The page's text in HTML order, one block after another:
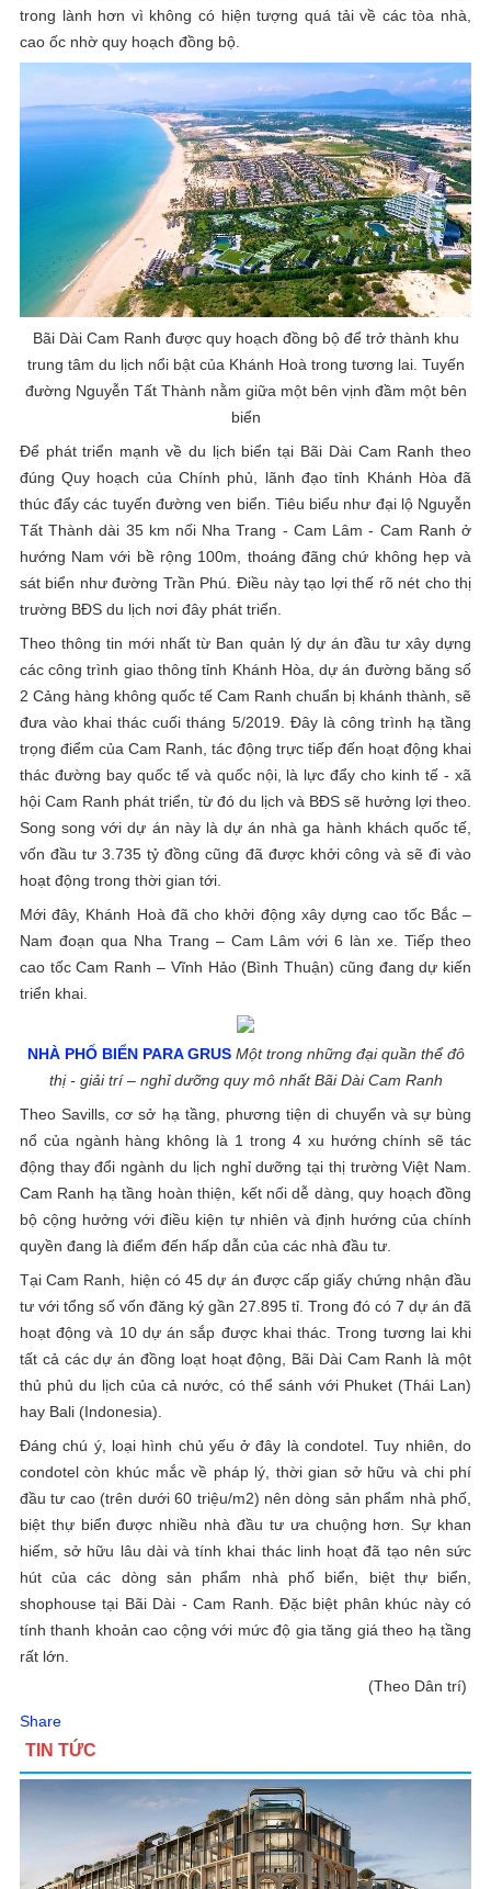
trong lành hơn vì không có hiện tượng quá tải về các tòa nhà,
cao ốc nhờ quy hoạch đồng bộ.
Bãi Dài Cam Ranh được quy hoạch đồng bộ để trở thành khu
trung tâm du lịch nổi bật của Khánh Hoà trong tương lai. Tuyến
đường Nguyễn Tất Thành nằm giữa một bên vịnh đầm một bên
biển
Để phát triển mạnh về du lịch biển tại Bãi Dài Cam Ranh theo
đúng Quy hoạch của Chính phủ, lãnh đạo tỉnh Khánh Hòa đã
thúc đẩy các tuyến đường ven biển. Tiêu biểu như đại lộ Nguyễn
Tất Thành dài 35 km nối Nha Trang - Cam Lâm - Cam Ranh ở
hướng Nam với bề rộng 100m, thoáng đãng chứ không hẹp và
sát biển như đường Trần Phú. Điều này tạo lợi thế rõ nét cho thị
trường BĐS du lịch nơi đây phát triển.
Theo thông tin mới nhất từ Ban quản lý dự án đầu tư xây dựng
các công trình giao thông tỉnh Khánh Hòa, dự án đường băng số
2 Cảng hàng không quốc tế Cam Ranh chuẩn bị khánh thành, sẽ
đưa vào khai thác cuối tháng 5/2019. Đây là công trình hạ tầng
trọng điểm của Cam Ranh, tác động trực tiếp đến hoạt động khai
thác đường bay quốc tế và quốc nội, là lực đẩy cho kinh tế - xã
hội Cam Ranh phát triển, từ đó du lịch và BĐS sẽ hưởng lợi theo.
Song song với dự án này là dự án nhà ga hành khách quốc tế,
vốn đầu tư 3.735 tỷ đồng cũng đã được khởi công và sẽ đi vào
hoạt động trong thời gian tới.
Mới đây, Khánh Hoà đã cho khởi động xây dựng cao tốc Bắc –
Nam đoạn qua Nha Trang – Cam Lâm với 6 làn xe. Tiếp theo
cao tốc Cam Ranh – Vĩnh Hảo (Bình Thuận) cũng đang dự kiến
triển khai.
NHÀ PHỐ BIỂN PARA GRUS​ Một trong những đại quần thể đô
thị - giải trí – nghỉ dưỡng quy mô nhất Bãi Dài Cam Ranh
Theo Savills, cơ sở hạ tầng, phương tiện di chuyển và sự bùng
nổ của ngành hàng không là 1 trong 4 xu hướng chính sẽ tác
động thay đổi ngành du lịch nghỉ dưỡng tại thị trường Việt Nam.
Cam Ranh hạ tầng hoàn thiện, kết nối dễ dàng, quy hoạch đồng
bộ cộng hưởng với điều kiện tự nhiên và định hướng của chính
quyền đang là điểm đến hấp dẫn của các nhà đầu tư.
Tại Cam Ranh, hiện có 45 dự án được cấp giấy chứng nhận đầu
tư với tổng số vốn đăng ký gần 27.895 tỉ. Trong đó có 7 dự án đã
hoạt động và 10 dự án sắp được khai thác. Trong tương lai khi
tất cả các dự án đồng loạt hoạt động, Bãi Dài Cam Ranh là một
thủ phủ du lịch của cả nước, có thể sánh với Phuket (Thái Lan)
hay Bali (Indonesia).
Đáng chú ý, loại hình chủ yếu ở đây là condotel. Tuy nhiên, do
condotel còn khúc mắc về pháp lý, thời gian sở hữu và chi phí
đầu tư cao (trên dưới 60 triệu/m2) nên dòng sản phẩm nhà phố,
biệt thự biển được nhiều nhà đầu tư ưa chuộng hơn. Sự khan
hiếm, sở hữu lâu dài và tính khai thác linh hoạt đã tạo nên sức
hút của các dòng sản phẩm nhà phố biển, biệt thự biển,
shophouse tại Bãi Dài - Cam Ranh. Đặc biệt phân khúc này có
tính thanh khoản cao cộng với mức độ gia tăng giá theo hạ tầng
rất lớn.
(Theo Dân trí)
Share
TIN TỨC